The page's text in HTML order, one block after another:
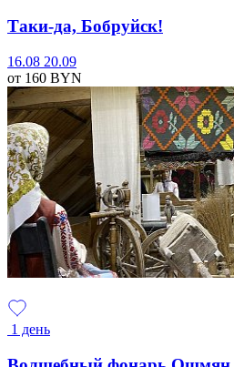
Таки-да, Бобруйск!
16.08 20.09
от 160 BYN
1 день